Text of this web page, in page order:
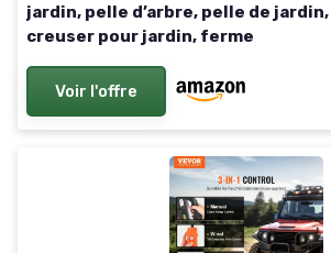
jardin, pelle d’arbre, pelle de
creuser pour jardin, ferme
Voir l'offre